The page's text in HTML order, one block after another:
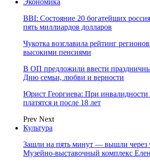
Экономика
BBI: Состояние 20 богатейших
пять миллиардов долларов
Чукотка возглавила рейтинг
высокими пенсиями
В ОП предложили ввести
Дню семьи, любви и верности
Юрист Георгиева: При инвалидности
платятся и после 18 лет
Prev Next
Культура
Зашли на пять минут — вышли через
Музейно-выставочный комплекс